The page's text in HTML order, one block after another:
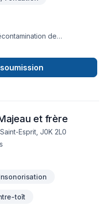
de
la Montérégie,
Montréal, Rive-Nord et
dans d'autres régions
gratuitement pour
travaux. N'hésitez pas à
service possible!
et frère
Esprit, J0K 2L0
toît